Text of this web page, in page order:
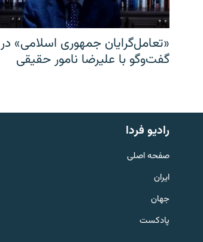
English
به ما بپیوندید
«تعامل‌گرایان جمهوری اسلامی» در
گفت‌وگو با علیرضا نامور حقیقی
رادیو فردا
صفحه اصلی
ایران
جهان
پادکست